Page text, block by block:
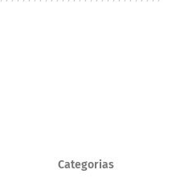
Categorias